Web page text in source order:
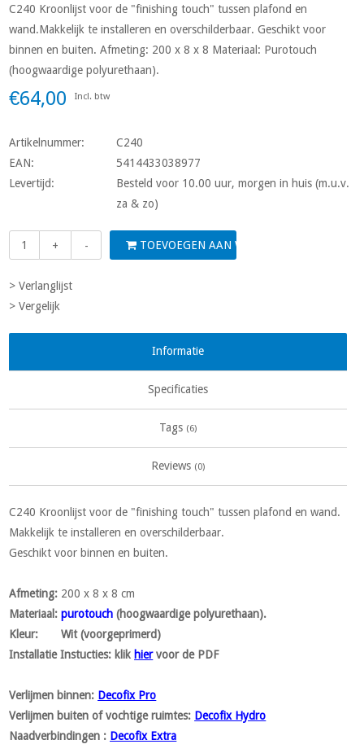
C240 Kroonlijst voor de "finishing touch" tussen plafond en
wand.Makkelijk te installeren en overschilderbaar. Geschikt voor
binnen en buiten. Afmeting: 200 x 8 x 8 Materiaal: Purotouch
(hoogwaardige polyurethaan).
€64,00 Incl. btw
Artikelnummer:
C240
EAN:
5414433038977
Levertijd:
Besteld voor 10.00 uur, morgen in huis (m.u.v.
za & zo)
+ - TOEVOEGEN AAN WINKELWAGEN
> Verlanglijst
> Vergelijk
Informatie
Specificaties
Tags (6)
Reviews (0)
C240 Kroonlijst voor de "finishing touch" tussen plafond en wand.
Makkelijk te installeren en overschilderbaar.
Geschikt voor binnen en buiten.
Afmeting: 200 x 8 x 8 cm
Materiaal :purotouch (hoogwaardige polyurethaan).
Kleur: Wit (voorgeprimerd)
Installatie Instucties: klik hiervoor de PDF
Verlijmen binnen: Decofix Pro
Verlijmen buiten of vochtige ruimtes: Decofix Hydro
Naadverbindingen : Decofix Extra